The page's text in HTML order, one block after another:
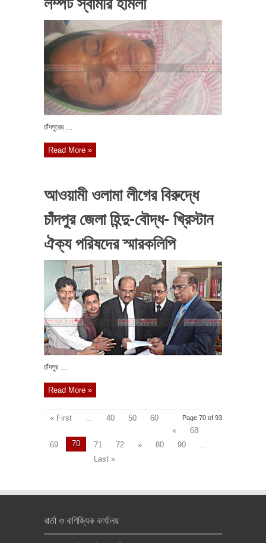
চাঁদপুরের ...
Read More »
আওয়ামী ওলামা লীগের বিরুদ্ধে
চাঁদপুর জেলা হিন্দু-বৌদ্ধ- খ্রিস্টান
ঐক্য পরিষদের স্মারকলিপি
চাঁদপুর ...
Read More »
Page 70 of 93
« First 40 50
60
«
68
69
70 71 72 » 80 90
Last »
বার্তা ও বাণিজ্যিক কার্যালয়